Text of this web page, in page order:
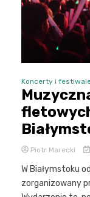
Koncerty i
Piotr Marecki
W Białymstoku
zorganizowany